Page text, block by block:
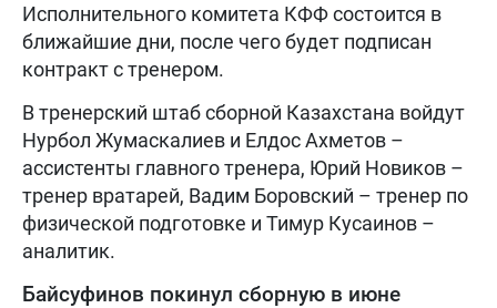
Исполнительного комитета КФФ состоится в
ближайшие дни, после чего будет подписан
контракт с тренером.
В тренерский штаб сборной Казахстана войдут
Нурбол Жумаскалиев и Елдос Ахметов –
ассистенты главного тренера, Юрий Новиков –
тренер вратарей, Вадим Боровский – тренер по
физической подготовке и Тимур Кусаинов –
аналитик.
Байсуфинов покинул сборную в июне